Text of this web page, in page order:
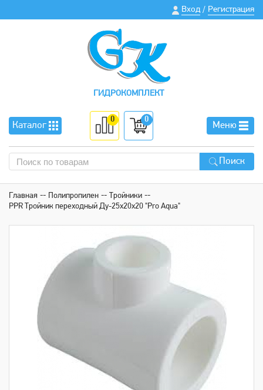
Вход / Регистрация
ГИДРОКОМПЛЕКТ
Каталог
0 0
Меню
Поиск
Главная Полипропилен
Тройники
PPR Тройник переходный Ду-25х20х20 "Pro Aqua"